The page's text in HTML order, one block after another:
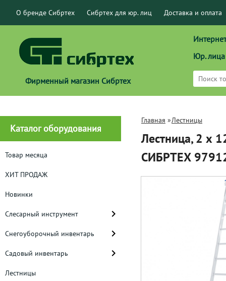
О бренде Сибртех Сибртех для юр. лиц Доставка и оплата
Фирменный магазин Сибртех
Юр. лица
Каталог оборудования
Товар месяца
ХИТ ПРОДАЖ
Новинки
Слесарный инструмент
Снегоуборочный инвентарь
Садовый инвентарь
Лестницы
Главная »Лестницы
Лестница, 2 х
СИБРТЕХ